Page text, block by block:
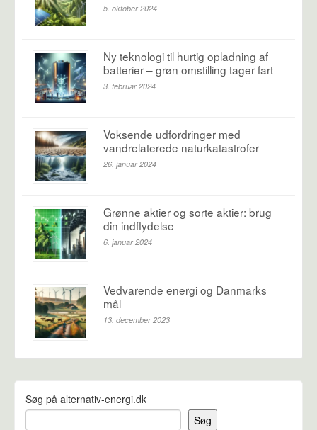
5. oktober 2024
Ny teknologi til hurtig opladning af
batterier – grøn omstilling tager fart
3. februar 2024
Voksende udfordringer med
vandrelaterede naturkatastrofer
26. januar 2024
Grønne aktier og sorte aktier: brug
din indflydelse
6. januar 2024
Vedvarende energi og Danmarks
mål
13. december 2023
Søg på alternativ-energi.dk
Søg